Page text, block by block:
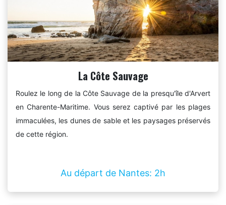
La Côte Sauvage
Roulez le long de la Côte Sauvage de la presqu'île d'Arvert
en Charente-Maritime. Vous serez captivé par les plages
immaculées, les dunes de sable et les paysages préservés
de cette région.
Au départ de Nantes: 2h